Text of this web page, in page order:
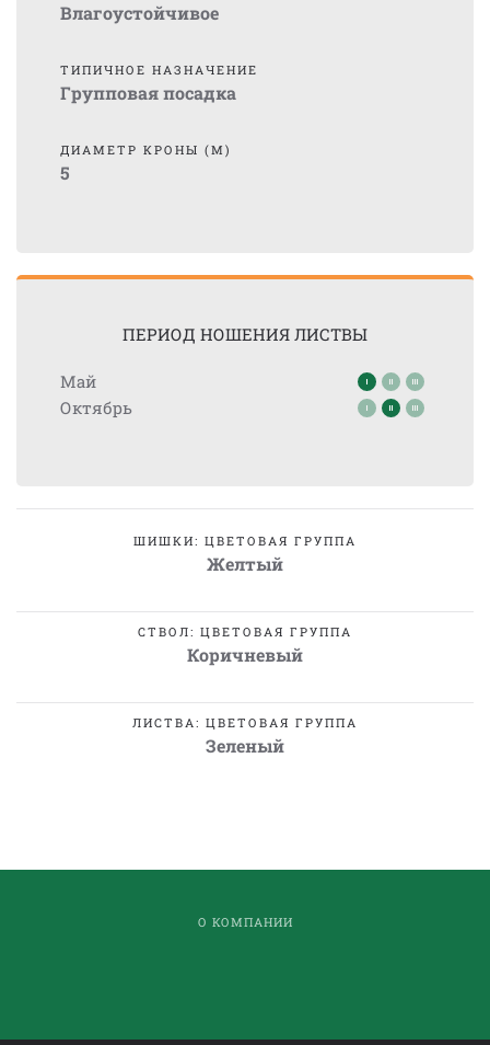
Влагоустойчивое
ТИПИЧНОЕ НАЗНАЧЕНИЕ
Групповая посадка
ДИАМЕТР КРОНЫ (М)
5
ПЕРИОД НОШЕНИЯ ЛИСТВЫ
Май
Октябрь
ШИШКИ: ЦВЕТОВАЯ ГРУППА
Желтый
СТВОЛ: ЦВЕТОВАЯ ГРУППА
Коричневый
ЛИСТВА: ЦВЕТОВАЯ ГРУППА
Зеленый
О КОМПАНИИ